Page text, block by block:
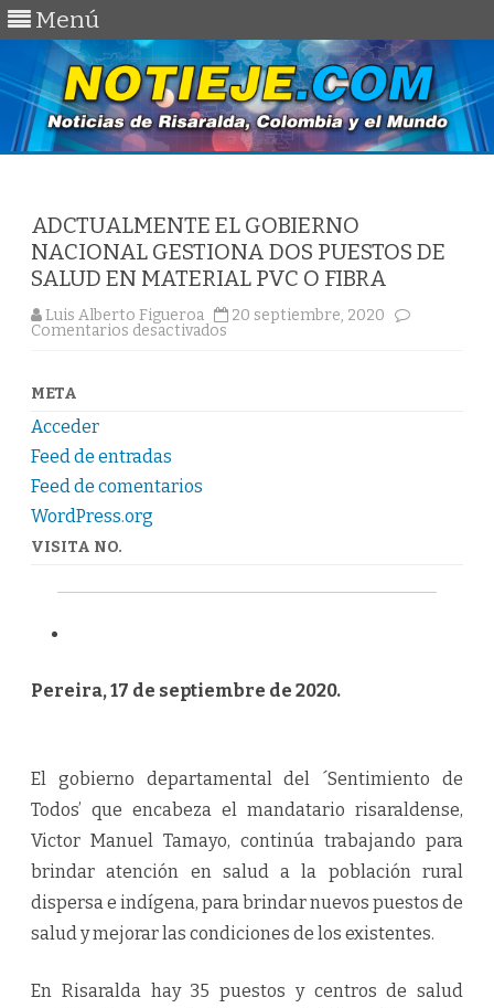
Menú
ADCTUALMENTE EL GOBIERNO
NACIONAL GESTIONA DOS PUESTOS DE
SALUD EN MATERIAL PVC O FIBRA
Luis Alberto Figueroa
20 septiembre, 2020
Comentarios desactivados
META
Acceder
Feed de entradas
Feed de comentarios
WordPress.org
VISITA NO.
Pereira, 17 de septiembre de 2020.
El gobierno departamental del ´Sentimiento de
Todos’ que encabeza el mandatario risaraldense,
Victor Manuel Tamayo, continúa trabajando para
brindar atención en salud a la población rural
dispersa e indígena, para brindar nuevos puestos de
salud y mejorar las condiciones de los existentes.
En Risaralda hay 35 puestos y centros de salud